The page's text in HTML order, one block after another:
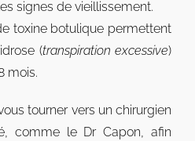
signes de vieillissement.
toxine botulique permettent
(transpiration excessive)
mois.
tourner vers un chirurgien
comme le Dr Capon, afin